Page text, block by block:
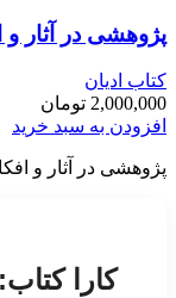
پژوهشی در آثار و
کتاب ادیان
2,000,000 تومان
افزودن به سبد خرید
پژوهشی در آثار و
کارا